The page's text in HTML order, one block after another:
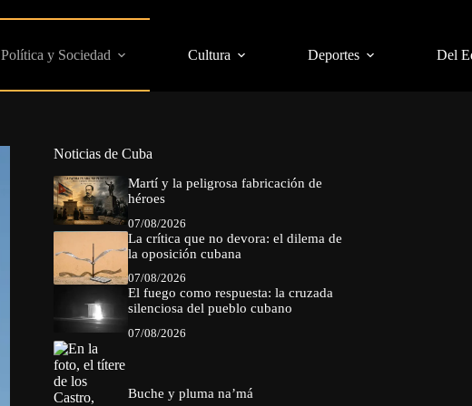
Política y Sociedad Cultura Deportes Del
Noticias de Cuba
Martí y la peligrosa fabricación de
héroes
07/08/2026
La crítica que no devora: el dilema de
la oposición cubana
07/08/2026
El fuego como respuesta: la cruzada
silenciosa del pueblo cubano
07/08/2026
Buche y pluma na’má